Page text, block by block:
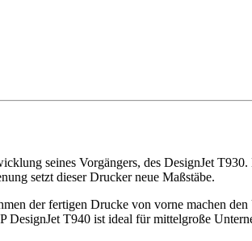
seines Vorgängers, des DesignJet
setzt dieser Drucker neue Maßstäbe.
der fertigen Drucke von vorne machen
DesignJet T940 ist ideal für mittelgroße